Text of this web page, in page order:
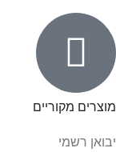
מוצרים מקוריים
יבואן רשמי